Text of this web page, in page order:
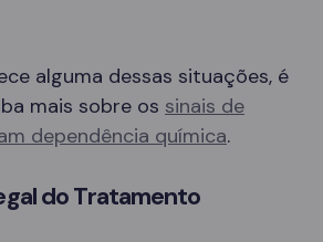
alguma dessas situações, é
mais sobre os sinais de
dependência química.
do Tratamento